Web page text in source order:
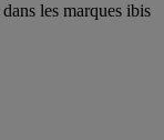
dans les marques ibis